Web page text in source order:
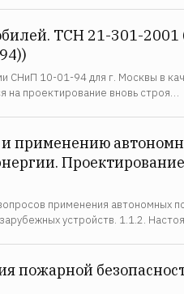
ТСН 21-301-
10-01-94 для г. Москвы в
на проектирование вновь строя…
применению
применения автономных
устройств. 1.1.2.
пожарной